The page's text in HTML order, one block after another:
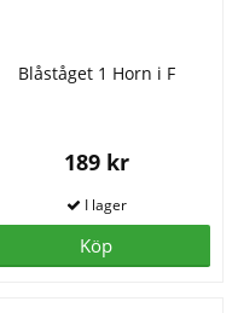
Blåståget 1 Horn i F
189 kr
Köp